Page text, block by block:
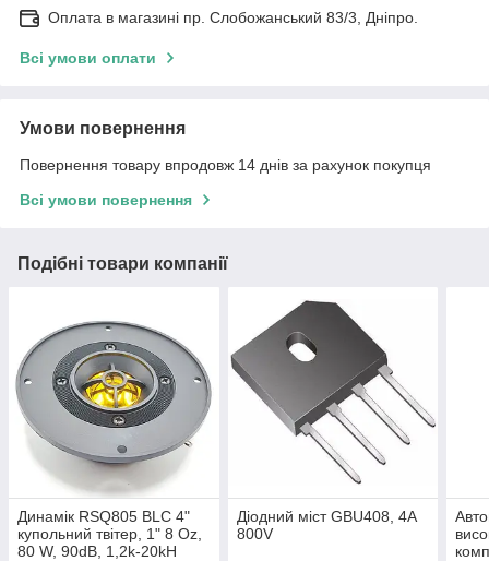
Оплата в магазині пр. Слобожанський 83/3, Дніпро.
Всі умови оплати
Умови повернення
Повернення товару впродовж 14 днів за рахунок покупця
Всі умови повернення
Подібні товари компанії
Динамік RSQ805 BLC 4"
купольний твітер, 1" 8 Oz,
80 W, 90dB, 1,2k-20kH
Діодний міст GBU408, 4A
800V